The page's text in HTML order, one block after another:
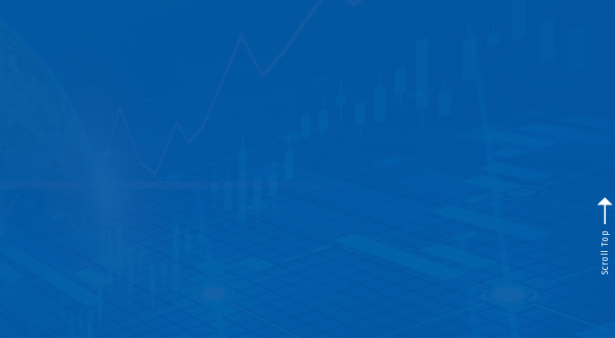
Scroll Top